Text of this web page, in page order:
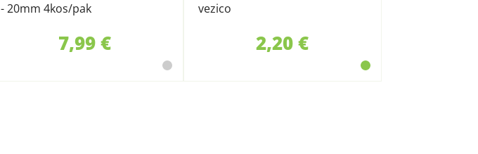
- 20mm 4kos/pak
7,99 €
vezico
2,20 €